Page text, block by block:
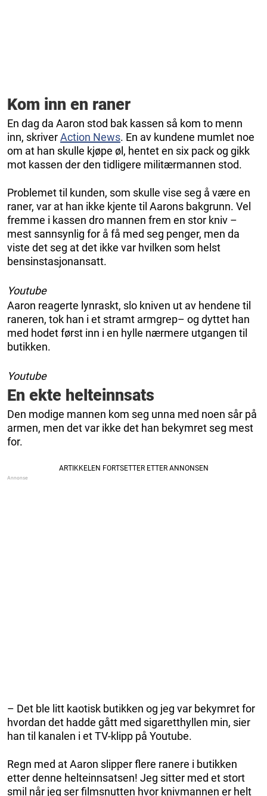
Kom inn en raner
En dag da Aaron stod bak kassen så kom to menn
inn, skriverAction News. En av kundene mumlet noe
om at han skulle kjøpe øl, hentet en six pack og gikk
mot kassen der den tidligere militærmannen stod.
Problemet til kunden, som skulle vise seg å være en
raner, var at han ikke kjente til Aarons bakgrunn. Vel
fremme i kassen dro mannen frem en stor kniv –
mest sannsynlig for å få med seg penger, men da
viste det seg at det ikke var hvilken som helst
bensinstasjonansatt.
Youtube
Aaron reagerte lynraskt, slo kniven ut av hendene til
raneren, tok han i et stramt armgrep– og dyttet han
med hodet først inn i en hylle nærmere utgangen til
butikken.
Youtube
En ekte helteinnsats
Den modige mannen kom seg unna med noen sår på
armen, men det var ikke det han bekymret seg mest
for.
– Det ble litt kaotisk butikken og jeg var bekymret for
hvordan det hadde gått med sigaretthyllen min, sier
han til kanalen i et TV-klipp på Youtube.
Regn med at Aaron slipper flere ranere i butikken
etter denne helteinnsatsen! Jeg sitter med et stort
smil når jeg ser filmsnutten hvor knivmannen er helt